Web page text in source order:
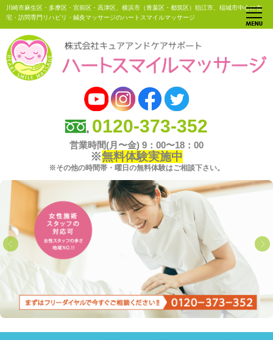
川崎市麻生区・多摩区・宮前区・高津区、横浜市（青葉区・都筑区）狛江市、稲城市中心に在
宅・訪問専門リハビリ・鍼灸マッサージのハートスマイルマッサージ
0120-373-352
営業時間(月〜金) 9：00〜18：00
※無料体験実施中
※その他の時間帯・曜日の無料体験はご相談下さい。